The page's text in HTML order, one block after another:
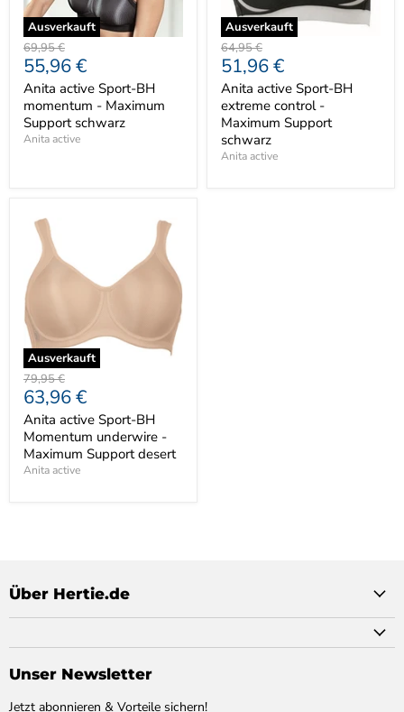
Ausverkauft
Ursprünglicher
Preis
69,95 €
Aktueller
Preis
55,96 €
Anita active Sport-BH
momentum - Maximum
Support schwarz
Anita active
Ausverkauft
Ursprünglicher
Preis
64,95 €
Aktueller
Preis
51,96 €
Anita active Sport-BH
extreme control -
Maximum Support
schwarz
Anita active
Ausverkauft
Ursprünglicher
Preis
79,95 €
Aktueller
Preis
63,96 €
Anita active Sport-BH
Momentum underwire -
Maximum Support desert
Anita active
Über Hertie.de
Unser Newsletter
Jetzt abonnieren & Vorteile sichern!